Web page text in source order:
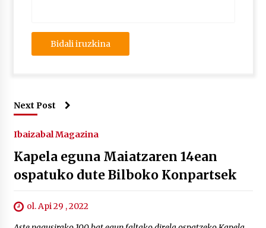
Next Post
Ibaizabal Magazina
Kapela eguna Maiatzaren 14ean
ospatuko dute Bilboko Konpartsek
ol. Api 29 , 2022